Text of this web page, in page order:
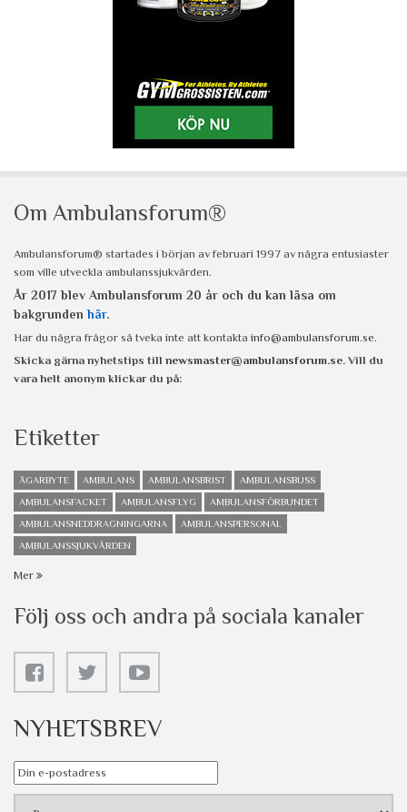
Om Ambulansforum®
Ambulansforum® startades i början av februari 1997 av några entusiaster
som ville utveckla ambulanssjukvården.
År 2017 blev Ambulansforum 20 år och du kan läsa om
bakgrunden här.
Har du några frågor så tveka inte att kontakta info@ambulansforum.se.
Skicka gärna nyhetstips till newsmaster@ambulansforum.se. Vill du
vara helt anonym klickar du på:
Etiketter
ÄGARBYTE AMBULANS AMBULANSBRIST
AMBULANSBUSS
AMBULANSFACKET
AMBULANSFLYG
AMBULANSFÖRBUNDET
AMBULANSNEDDRAGNINGARNA
AMBULANSPERSONAL
AMBULANSSJUKVÅRDEN
Mer
Följ oss och andra på sociala kanaler
NYHETSBREV